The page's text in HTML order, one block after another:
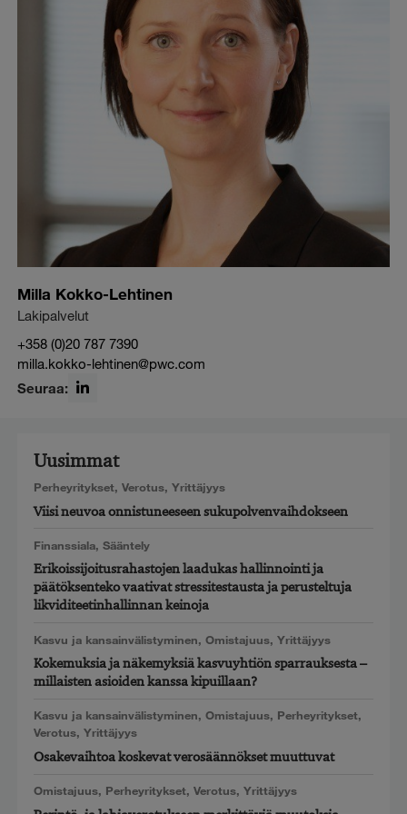
Milla Kokko-Lehtinen
Lakipalvelut
+358 (0)20 787 7390
milla.kokko-lehtinen@pwc.com
Seuraa:
Uusimmat
Perheyritykset, Verotus, Yrittäjyys
Viisi neuvoa onnistuneeseen sukupolvenvaihdokseen
Finanssiala, Sääntely
Erikoissijoitusrahastojen laadukas hallinnointi ja
päätöksenteko vaativat stressitestausta ja perusteltuja
likviditeetinhallinnan keinoja
Kasvu ja kansainvälistyminen, Omistajuus, Yrittäjyys
Kokemuksia ja näkemyksiä kasvuyhtiön sparrauksesta –
millaisten asioiden kanssa kipuillaan?
Kasvu ja kansainvälistyminen, Omistajuus, Perheyritykset,
Verotus, Yrittäjyys
Osakevaihtoa koskevat verosäännökset muuttuvat
Omistajuus, Perheyritykset, Verotus, Yrittäjyys